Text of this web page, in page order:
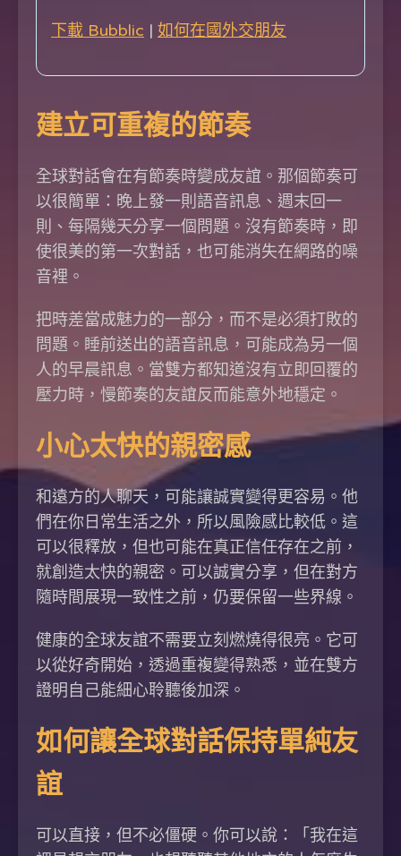
下載 Bubblic | 如何在國外交朋友
建立可重複的節奏
全球對話會在有節奏時變成友誼。那個節奏可
以很簡單：晚上發一則語音訊息、週末回一
則、每隔幾天分享一個問題。沒有節奏時，即
使很美的第一次對話，也可能消失在網路的噪
音裡。
把時差當成魅力的一部分，而不是必須打敗的
問題。睡前送出的語音訊息，可能成為另一個
人的早晨訊息。當雙方都知道沒有立即回覆的
壓力時，慢節奏的友誼反而能意外地穩定。
小心太快的親密感
和遠方的人聊天，可能讓誠實變得更容易。他
們在你日常生活之外，所以風險感比較低。這
可以很釋放，但也可能在真正信任存在之前，
就創造太快的親密。可以誠實分享，但在對方
隨時間展現一致性之前，仍要保留一些界線。
健康的全球友誼不需要立刻燃燒得很亮。它可
以從好奇開始，透過重複變得熟悉，並在雙方
證明自己能細心聆聽後加深。
如何讓全球對話保持單純友
誼
可以直接，但不必僵硬。你可以說：「我在這